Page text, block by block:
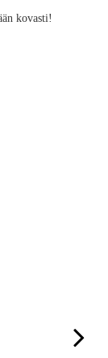
kovasti!